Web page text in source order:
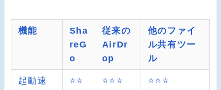
機能
Sha
reG
o
従来の
AirDr
op
他のファイ
ル共有ツー
ル
起動速
⭐️⭐️
⭐️⭐️⭐️ ⭐️⭐️⭐️